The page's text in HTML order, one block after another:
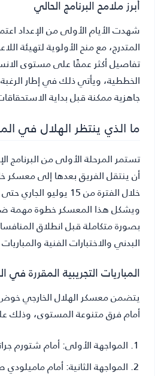
أبرز ملامح البرنامج الحالي
شهدت الأيام الأولى من الإعداد
المتدرج، مع منح الأولوية لتهيئة
تفاصيل أكثر عمقًا على مستوى
الخططية، ويأتي ذلك في إطار
جاهزية ممكنة قبل بداية
ما الذي ينتظر الهلال في
أن ينتقل الفريق بعدها إلى
ويشكل هذا المعسكر خطوة مهمة
بصورة متكاملة قبل انطلاق
البدني والاختبارات الفنية
المباريات التجريبية المقررة في
يتضمن معسكر الهلال الخارجي خوض
أمام فرق متنوعة المستوى، وذلك
المواجهة الأولى:أمام شتورم
المواجهة الثانية:أمام ماميلودي